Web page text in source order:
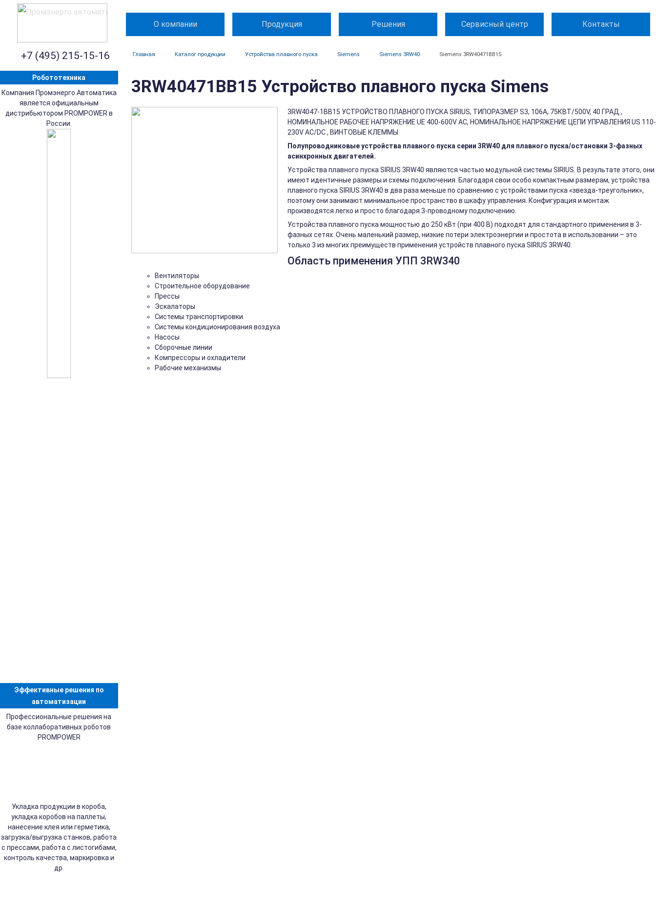
О компании Продукция Решения Сервисный центр Контакты
+7 (495) 215-15-16 Главная Каталог продукции Устройства плавного пуска Siemens Siemens 3RW40 Siemens 3RW40471BB15
Робототехника
Компания Промэнерго Автоматика
является официальным
дистрибьютором PROMPOWER в
России.
Эффективные решения по
автоматизации
Профессиональные решения на
базе коллаборативных роботов
PROMPOWER
Укладка продукции в короба,
укладка коробов на паллеты,
нанесение клея или герметика,
загрузка/выгрузка станков, работа
с прессами, работа с листогибами,
контроль качества, маркировка и
др.
3RW40471BB15 Устройство плавного пуска Simens
3RW4047-1BB15 УСТРОЙСТВО ПЛАВНОГО ПУСКА SIRIUS, ТИПОРАЗМЕР S3, 106A, 75КВТ/500V, 40 ГРАД.,
НОМИНАЛЬНОЕ РАБОЧЕЕ НАПРЯЖЕНИЕ UE 400-600V AC, НОМИНАЛЬНОЕ НАПРЯЖЕНИЕ ЦЕПИ УПРАВЛЕНИЯ US 110-
230V AC/DC , ВИНТОВЫЕ КЛЕММЫ
Полупроводниковые устройства плавного пуска серии 3RW40 для плавного пуска/остановки 3-фазных
асинхронных двигателей.
Устройства плавного пуска SIRIUS 3RW40 являются частью модульной системы SIRIUS. В результате этого, они
имеют идентичные размеры и схемы подключения. Благодаря свои особо компактным размерам, устройства
плавного пуска SIRIUS 3RW40 в два раза меньше по сравнению с устройствами пуска «звезда-треугольник»,
поэтому они занимают минимальное пространство в шкафу управления. Конфигурация и монтаж
производятся легко и просто благодаря 3-проводному подключению.
Устройства плавного пуска мощностью до 250 кВт (при 400 В) подходят для стандартного применения в 3-
фазных сетях. Очень маленький размер, низкие потери электроэнергии и простота в использовании – это
только 3 из многих преимуществ применения устройств плавного пуска SIRIUS 3RW40.
Область применения УПП 3RW340
Вентиляторы
Строительное оборудование
Прессы
Эскалаторы
Системы транспортировки
Системы кондиционирования воздуха
Насосы
Сборочные линии
Компрессоры и охладители
Рабочие механизмы